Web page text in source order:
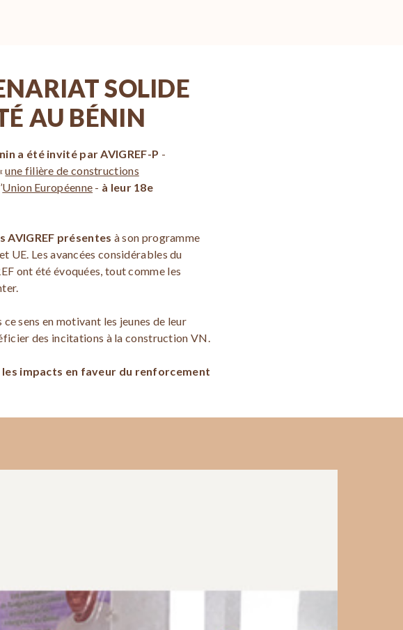
SOLIDE
AU BÉNIN
a été invité par AVIGREF-P -
une filière de constructions
Union Européenne - à leur 18e
AVIGREF présentes à son programme
UE. Les avancées considérables du
ont été évoquées, tout comme les
ce sens en motivant les jeunes de leur
des incitations à la construction VN.
les impacts en faveur du renforcement